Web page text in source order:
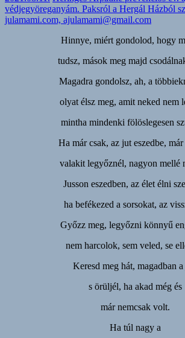
védjegyöreganyám. Paksról a Hergál Házból
julamami.com, ajulamami@gmail.com
Hinnye, miért gondolod, hogy
tudsz, mások meg majd
Magadra gondolsz, ah, a
olyat élsz meg, amit neked nem
mintha mindenki fölöslegesen
Ha már csak, az jut eszedbe,
valakit legyőznél, nagyon mellé
Jusson eszedben, az élet élni
ha befékezed a sorsokat, az
Győzz meg, legyőzni könnyű
nem harcolok, sem veled, se
Keresd meg hát, magadban
s örüljél, ha akad még és
már nemcsak volt.
Ha túl nagy a